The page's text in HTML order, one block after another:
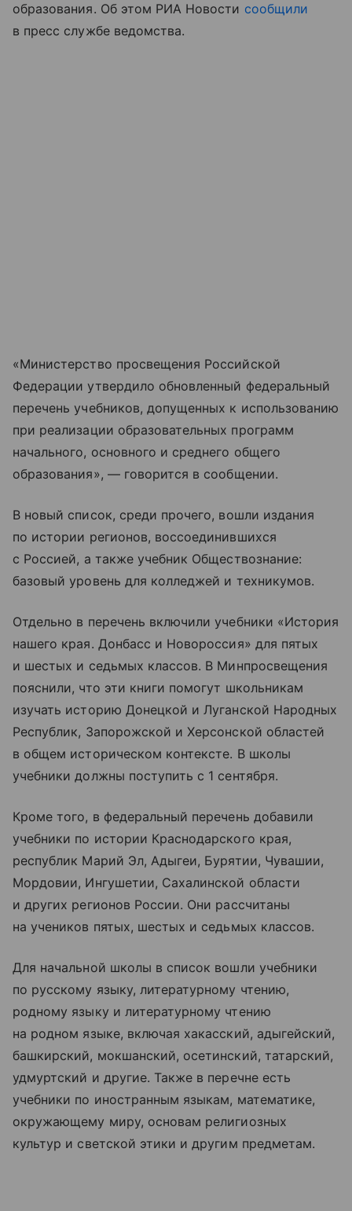
образования. Об этом РИА Новости сообщили
в пресс службе ведомства.
«Министерство просвещения Российской
Федерации утвердило обновленный федеральный
перечень учебников, допущенных к использованию
при реализации образовательных программ
начального, основного и среднего общего
образования», — говорится в сообщении.
В новый список, среди прочего, вошли издания
по истории регионов, воссоединившихся
с Россией, а также учебник Обществознание:
базовый уровень для колледжей и техникумов.
Отдельно в перечень включили учебники «История
нашего края. Донбасс и Новороссия» для пятых
и шестых и седьмых классов. В Минпросвещения
пояснили, что эти книги помогут школьникам
изучать историю Донецкой и Луганской Народных
Республик, Запорожской и Херсонской областей
в общем историческом контексте. В школы
учебники должны поступить с 1 сентября.
Кроме того, в федеральный перечень добавили
учебники по истории Краснодарского края,
республик Марий Эл, Адыгеи, Бурятии, Чувашии,
Мордовии, Ингушетии, Сахалинской области
и других регионов России. Они рассчитаны
на учеников пятых, шестых и седьмых классов.
Для начальной школы в список вошли учебники
по русскому языку, литературному чтению,
родному языку и литературному чтению
на родном языке, включая хакасский, адыгейский,
башкирский, мокшанский, осетинский, татарский,
удмуртский и другие. Также в перечне есть
учебники по иностранным языкам, математике,
окружающему миру, основам религиозных
культур и светской этики и другим предметам.